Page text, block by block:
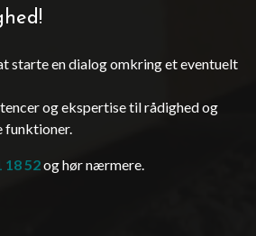
starte en dialog omkring et eventuelt
og ekspertise til rådighed og
funktioner.
18 52og hør nærmere.